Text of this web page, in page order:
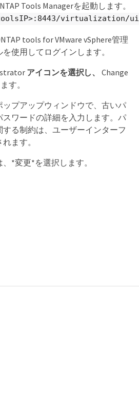
Tools Managerを起動します。
virtualization/
tools for VMware vSphere管理
使用してログインします。
アイコンを選択し、
Change
す。
プアップウィンドウで、古いパ
スワードの詳細を入力します。パ
る制約は、ユーザーインターフ
ます。
*変更*を選択します。